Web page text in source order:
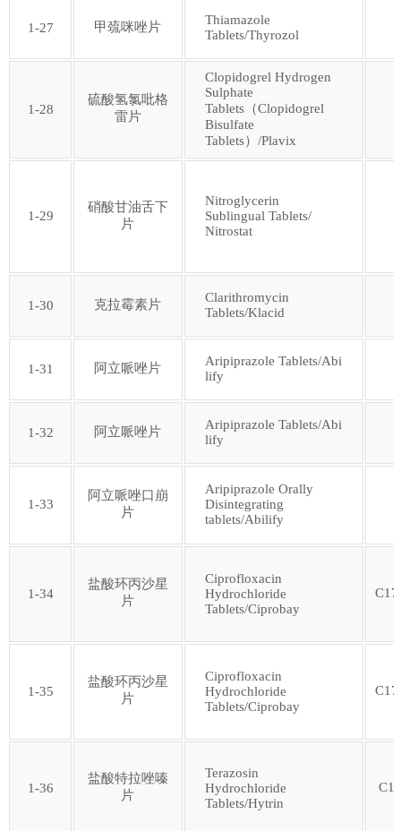
第九十四批
第九十五批 第九十六批
第九十七批 第九十八批
第九十九批 第一百批
第一百零三批 第一百零四批
第一百零五批 第一百零六批
第一百零七批
1-27 甲巯咪唑片
Thiamazole
Tablets/Thyrozol
1-28
硫酸氢氯吡格
雷片
Clopidogrel Hydrogen
Sulphate
Tablets（Clopidogrel
Bisulfate
Tablets）/Plavix
1-29
硝酸甘油舌下
片
Nitroglycerin
Sublingual Tablets/
Nitrostat
1-30 克拉霉素片
Clarithromycin
Tablets/Klacid
1-31 阿立哌唑片
Aripiprazole Tablets/Abi
lify
1-32 阿立哌唑片
Aripiprazole Tablets/Abi
lify
1-33
阿立哌唑口崩
片
Aripiprazole Orally
Disintegrating
tablets/Abilify
1-34
盐酸环丙沙星
片
Ciprofloxacin
Hydrochloride
Tablets/Ciprobay
1-35
盐酸环丙沙星
片
Ciprofloxacin
Hydrochloride
Tablets/Ciprobay
1-36
盐酸特拉唑嗪
片
Terazosin
Hydrochloride
Tablets/Hytrin